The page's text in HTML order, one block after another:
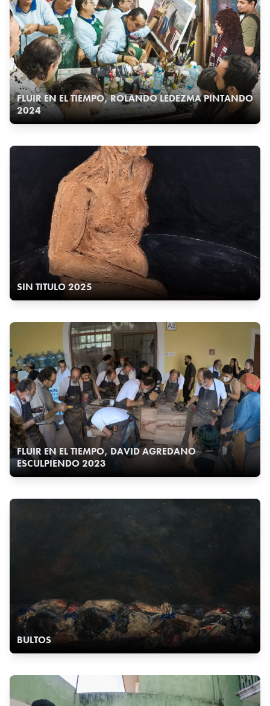
FLUIR EN EL TIEMPO, ROLANDO LEDEZMA PINTANDO
2024
SIN TITULO 2025
FLUIR EN EL TIEMPO, DAVID AGREDANO
ESCULPIENDO 2023
BULTOS